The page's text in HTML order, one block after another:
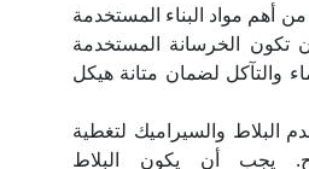
أهم مواد البناء المستخدمة
تكون الخرسانة المستخدمة
والتآكل لضمان متانة هيكل
البلاط والسيراميك لتغطية
يجب أن يكون البلاط